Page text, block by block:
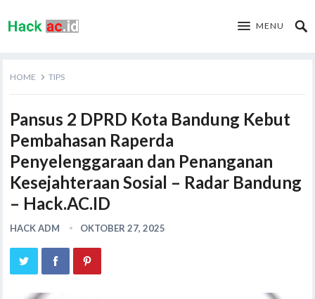
MENU
HOME TIPS
Pansus 2 DPRD Kota Bandung Kebut
Pembahasan Raperda
Penyelenggaraan dan Penanganan
Kesejahteraan Sosial – Radar Bandung
– Hack.AC.ID
HACK ADM OKTOBER 27, 2025